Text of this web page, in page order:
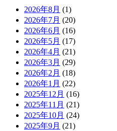
2026年8月 (1)
2026年7月 (20)
2026年6月 (16)
2026年5月 (17)
2026年4月 (21)
2026年3月 (29)
2026年2月 (18)
2026年1月 (22)
2025年12月 (16)
2025年11月 (21)
2025年10月 (24)
2025年9月 (21)